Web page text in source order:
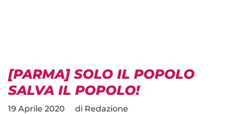
[PARMA] SOLO IL POPOLO
SALVA IL POPOLO!
19 Aprile 2020 di Redazione